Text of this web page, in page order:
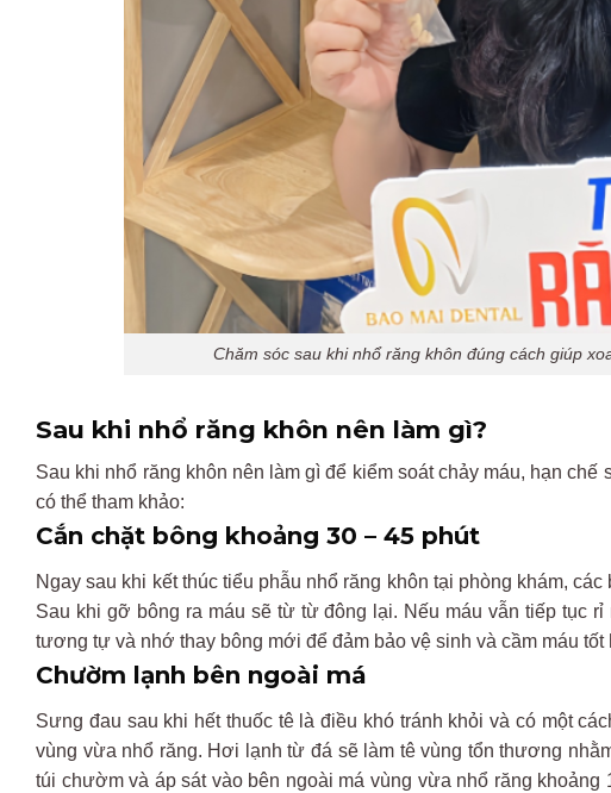
Chăm sóc sau khi nhổ răng khôn đúng cách giúp
Sau khi nhổ răng khôn nên làm gì?
Sau khi nhổ răng khôn nên làm gì để kiểm soát chảy máu, hạn
có thể tham khảo:
Cắn chặt bông khoảng 30 – 45 phút
Ngay sau khi kết thúc tiểu phẫu nhổ răng khôn tại phòng khám,
Sau khi gỡ bông ra máu sẽ từ từ đông lại. Nếu máu vẫn tiếp tục
tương tự và nhớ thay bông mới để đảm bảo vệ sinh và cầm máu tốt
Chườm lạnh bên ngoài má
Sưng đau sau khi hết thuốc tê là điều khó tránh khỏi và có một
vùng vừa nhổ răng. Hơi lạnh từ đá sẽ làm tê vùng tổn thương
túi chườm và áp sát vào bên ngoài má vùng vừa nhổ răng